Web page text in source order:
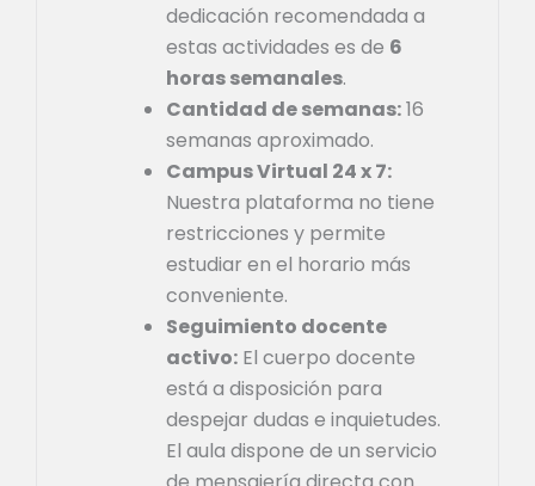
dedicación recomendada a
estas actividades es de 6
horas semanales.
Cantidad de semanas:16
semanas aproximado.
Campus Virtual 24 x 7:
Nuestra plataforma no tiene
restricciones y permite
estudiar en el horario más
conveniente.
Seguimiento docente
activo: El cuerpo docente
está a disposición para
despejar dudas e inquietudes.
El aula dispone de un servicio